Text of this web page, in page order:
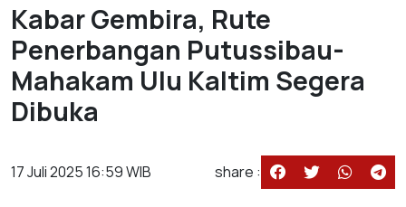
Kabar Gembira, Rute
Penerbangan Putussibau-
Mahakam Ulu Kaltim Segera
Dibuka
17 Juli 2025 16:59 WIB share :